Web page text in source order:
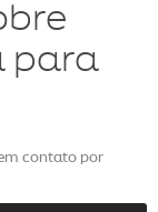
para
contato por